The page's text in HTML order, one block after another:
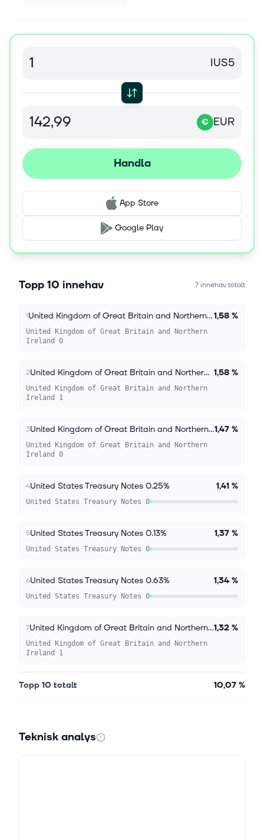
IUS5
€ EUR
Handla
App Store
Google Play
Topp 10 innehav 7 innehav totalt
1 United Kingdom of Great Britain and Northern Ireland 0.13%1,58 %
United Kingdom of Great Britain and Northern
Ireland 0
2 United Kingdom of Great Britain and Northern Ireland 1.25% 1,58 %
United Kingdom of Great Britain and Northern
Ireland 1
3 United Kingdom of Great Britain and Northern Ireland 0.38%1,47 %
United Kingdom of Great Britain and Northern
Ireland 0
4United States Treasury Notes 0.25% 1,41 %
United States Treasury Notes 0
5United States Treasury Notes 0.13% 1,37 %
United States Treasury Notes 0
6United States Treasury Notes 0.63% 1,34 %
United States Treasury Notes 0
7 United Kingdom of Great Britain and Northern Ireland 1.13%1,32 %
United Kingdom of Great Britain and Northern
Ireland 1
Topp 10 totalt 10,07 %
Teknisk analys